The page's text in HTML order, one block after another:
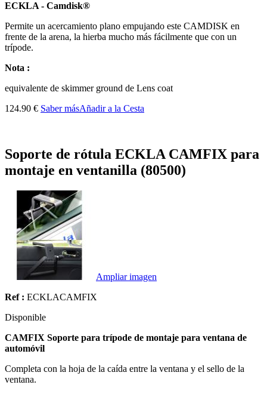
ECKLA - Camdisk®
Permite un acercamiento plano empujando este CAMDISK en
frente de la arena, la hierba mucho más fácilmente que con un
trípode.
Nota :
equivalente de skimmer ground de Lens coat
124.90 € Saber másAñadir a la Cesta
Soporte de rótula ECKLA CAMFIX para
montaje en ventanilla (80500)
Ampliar imagen
Ref : ECKLACAMFIX
Disponible
CAMFIX Soporte para trípode de montaje para ventana de
automóvil
Completa con la hoja de la caída entre la ventana y el sello de la
ventana.